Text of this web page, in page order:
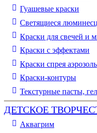
Гуашевые краски
Светящиеся
Краски для свечей и
Краски с эффектами
Краски спрея
Краски-контуры
Текстурные пасты,
ДЕТСКОЕ
Аквагрим